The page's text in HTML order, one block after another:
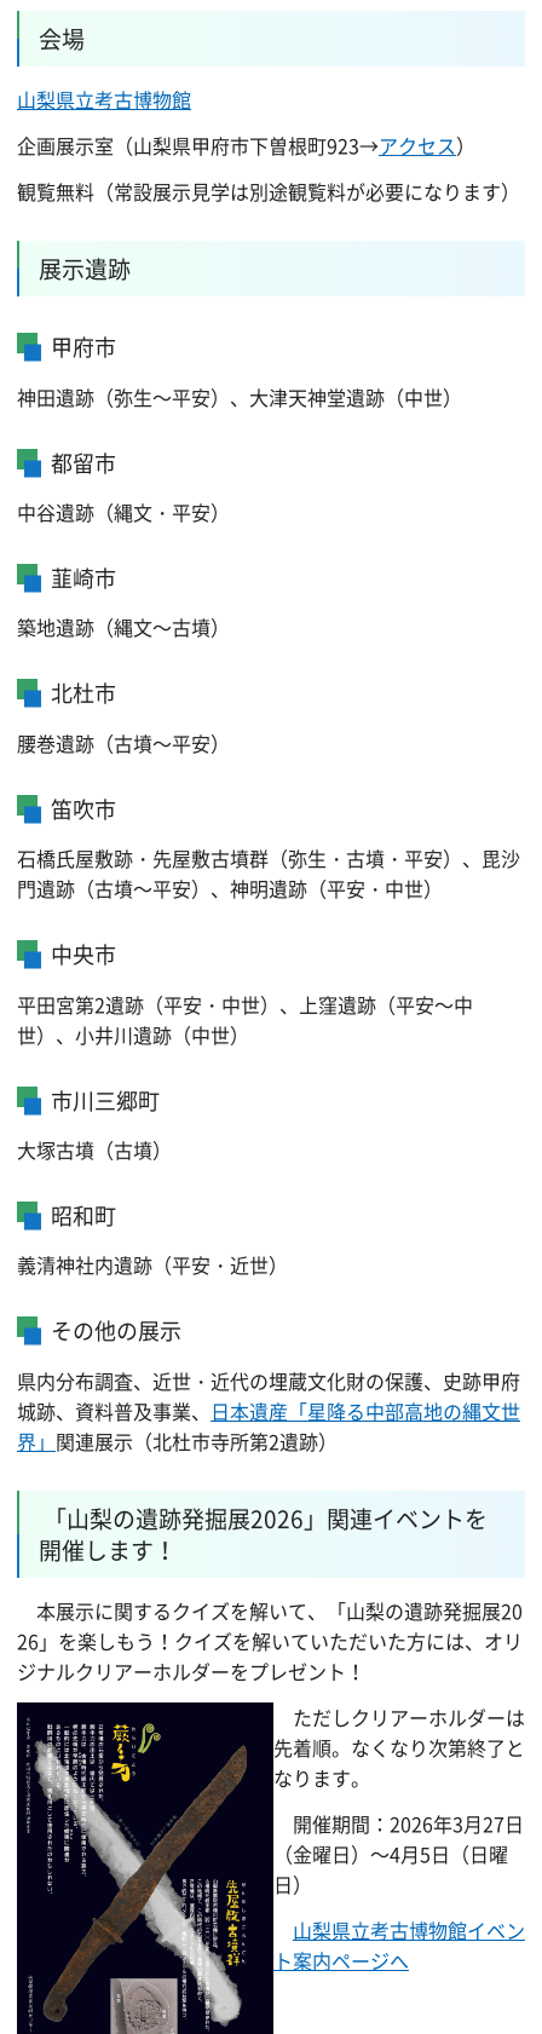
会場
山梨県立考古博物館
企画展示室（山梨県甲府市下曽根町923→アクセス）
観覧無料（常設展示見学は別途観覧料が必要になります）
展示遺跡
甲府市
神田遺跡（弥生～平安）、大津天神堂遺跡（中世）
都留市
中谷遺跡（縄文・平安）
韮崎市
築地遺跡（縄文～古墳）
北杜市
腰巻遺跡（古墳～平安）
笛吹市
石橋氏屋敷跡・先屋敷古墳群（弥生・古墳・平安）、毘沙
門遺跡（古墳～平安）、神明遺跡（平安・中世）
中央市
平田宮第2遺跡（平安・中世）、上窪遺跡（平安～中
世）、小井川遺跡（中世）
市川三郷町
大塚古墳（古墳）
昭和町
義清神社内遺跡（平安・近世）
その他の展示
県内分布調査、近世・近代の埋蔵文化財の保護、史跡甲府
城跡、資料普及事業、 日本遺産「星降る中部高地の縄文世
界」 関連展示（北杜市寺所第2遺跡）
「山梨の遺跡発掘展2026」関連イベントを
開催します！
本展示に関するクイズを解いて、「山梨の遺跡発掘展20
26」を楽しもう！クイズを解いていただいた方には、オリ
ジナルクリアーホルダーをプレゼント！
ただしクリアーホルダーは
先着順。なくなり次第終了と
なります。
開催期間：2026年3月27日
（金曜日）～4月5日（日曜
日）
山梨県立考古博物館イベン
ト案内ページへ